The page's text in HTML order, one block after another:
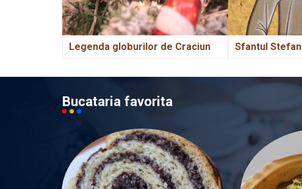
Legenda globurilor de Craciun Sfantul Stefan
Bucataria favorita